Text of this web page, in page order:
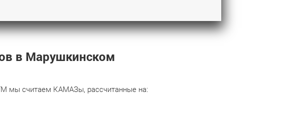
в Марушкинском
мы считаем КАМАЗы, рассчитанные на: